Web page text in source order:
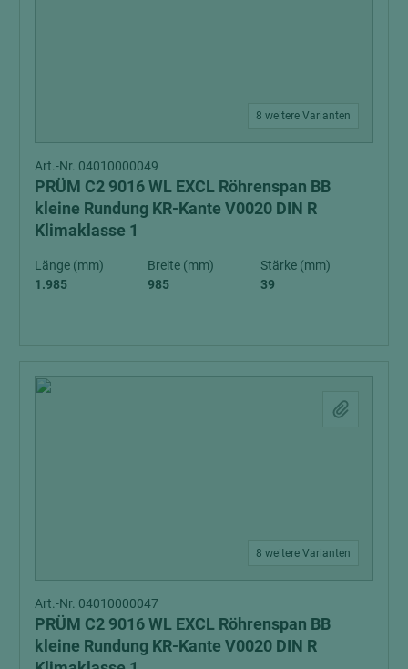
8 weitere Varianten
Art.-Nr. 04010000049
PRÜM C2 9016 WL EXCL Röhrenspan BB
kleine Rundung KR-Kante V0020 DIN R
Klimaklasse 1
Länge (mm)
1.985
Breite (mm)
985
Stärke (mm)
39
8 weitere Varianten
Art.-Nr. 04010000047
PRÜM C2 9016 WL EXCL Röhrenspan BB
kleine Rundung KR-Kante V0020 DIN R